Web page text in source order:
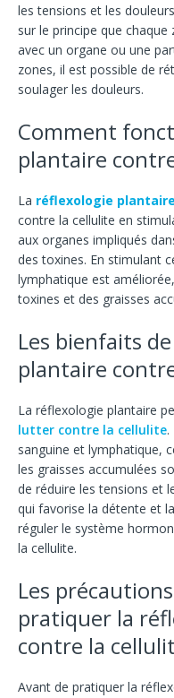
les tensions et les
sur le principe que
avec un organe ou une
zones, il est possible de
soulager les douleurs.
Comment
plantaire
La réflexologie
contre la cellulite en
aux organes impliqués
des toxines. En stimulant
lymphatique est
toxines et des graisses
Les bienfaits
plantaire
La réflexologie plantaire
lutter contre la cellulite.
sanguine et lymphatique,
les graisses accumulées
de réduire les tensions et
qui favorise la détente et
réguler le système
la cellulite.
Les
pratiquer la
contre la
Avant de pratiquer la